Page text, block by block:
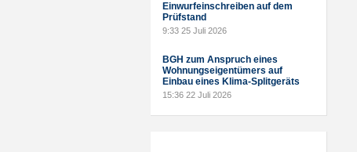
Einwurfeinschreiben auf dem
Prüfstand
9:33 25 Juli 2026
BGH zum Anspruch eines
Wohnungseigentümers auf
Einbau eines Klima-Splitgeräts
15:36 22 Juli 2026